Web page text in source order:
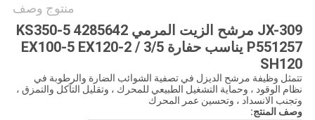
منتوج وصف
JX-309 مرشح الزيت المرمي 4285642 KS350-5
P551257 يناسب حفارة EX100-5 EX120-2 / 3/5
SH120
تتمثل وظيفة مرشح الديزل في تصفية الشوائب الضارة والرطوبة في
نظام الوقود ، وحماية التشغيل الطبيعي للمحرك ، وتقليل التآكل والتمزق ،
وتجنب الانسداد ، وتحسين عمر المحرك
وصف المنتج: